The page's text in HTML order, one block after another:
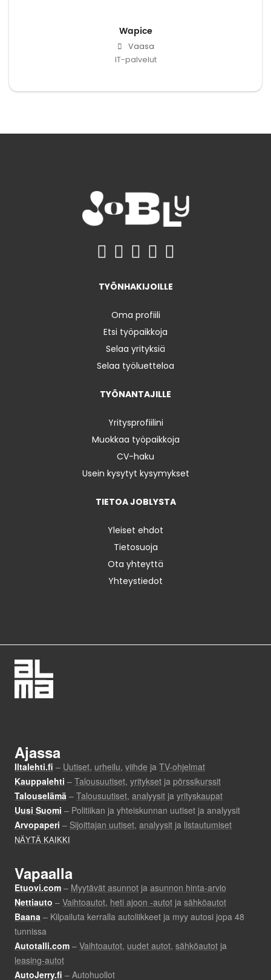
Wapice
Vaasa
IT-palvelut
TYÖNHAKIJOILLE
Oma profiili
Etsi työpaikkoja
Selaa yrityksiä
Selaa työluetteloa
TYÖNANTAJILLE
Yritysprofiilini
Muokkaa työpaikkoja
CV-haku
Usein kysytyt kysymykset
TIETOA JOBLYSTA
Yleiset ehdot
Tietosuoja
Ota yhteyttä
Yhteystiedot